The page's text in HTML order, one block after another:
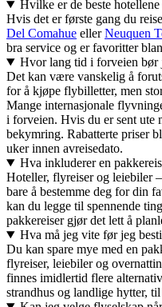
Hvilke er de beste
Hvis det er første gang du
Del Comahue ellerNeuquen
bra service og er favoritter
Hvor lang tid i forveien bør
Det kan være vanskelig å
for å kjøpe flybilletter, men
Mange internasjonale
i forveien. Hvis du er sent ute
bekymring. Rabatterte priser
uker innen avreisedato.
Hva inkluderer en
Hoteller, flyreiser og leiebiler
bare å bestemme deg for din
kan du legge til spennende
pakkereiser gjør det lett å
Hva må jeg vite før jeg
Du kan spare mye med en
flyreiser, leiebiler og
finnes imidlertid flere
strandhus og landlige hytter,